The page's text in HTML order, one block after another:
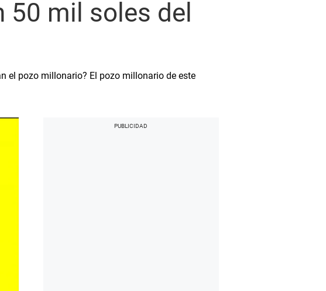
mil soles del
el pozo millonario? El pozo millonario de este